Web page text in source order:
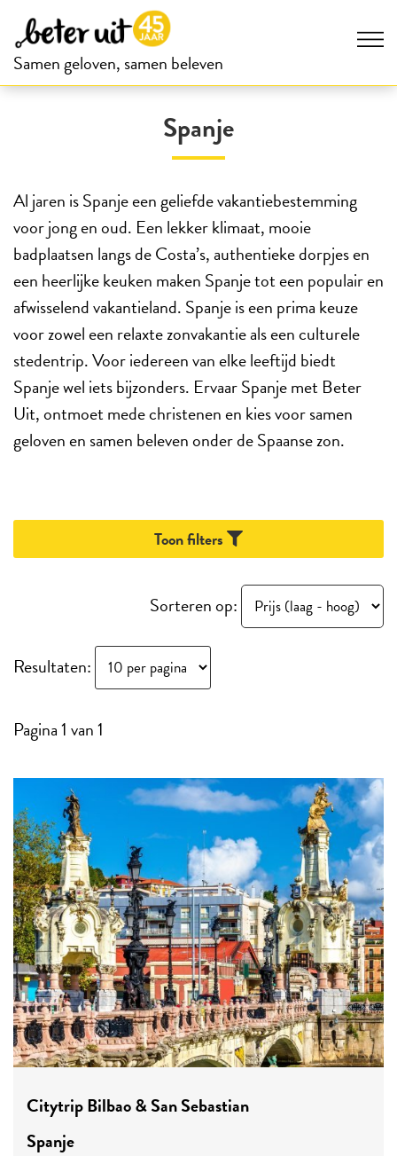
Samen geloven, samen beleven
Spanje
Al jaren is Spanje een geliefde vakantiebestemming
voor jong en oud. Een lekker klimaat, mooie
badplaatsen langs de Costa’s, authentieke dorpjes en
een heerlijke keuken maken Spanje tot een populair en
afwisselend vakantieland. Spanje is een prima keuze
voor zowel een relaxte zonvakantie als een culturele
stedentrip. Voor iedereen van elke leeftijd biedt
Spanje wel iets bijzonders. Ervaar Spanje met Beter
Uit, ontmoet mede christenen en kies voor samen
geloven en samen beleven onder de Spaanse zon.
Toon filters
Sorteren op:
Resultaten:
Pagina 1 van 1
Citytrip Bilbao & San Sebastian
Spanje